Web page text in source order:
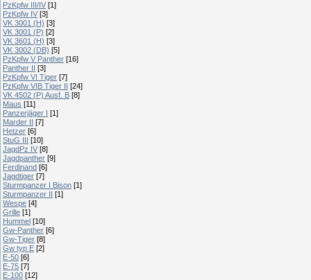
PzKpfw III/IV [1]
PzKpfw IV [3]
VK 3001 (H) [3]
VK 3001 (P) [2]
VK 3601 (H) [3]
VK 3002 (DB) [5]
PzKpfw V Panther [16]
Panther II [3]
PzKpfw VI Tiger [7]
PzKpfw VIB Tiger II [24]
VK 4502 (P) Ausf. B [8]
Maus [11]
Panzerjäger I [1]
Marder II [7]
Hetzer [6]
StuG III [10]
JagdPz IV [8]
Jagdpanther [9]
Ferdinand [6]
Jagdtiger [7]
Sturmpanzer I Bison [1]
Sturmpanzer II [1]
Wespe [4]
Grille [1]
Hummel [10]
Gw-Panther [6]
Gw-Tiger [8]
Gw typ E [2]
E-50 [6]
E-75 [7]
E-100 [12]